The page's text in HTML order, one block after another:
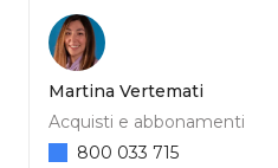
Martina Vertemati
Acquisti e abbonamenti
800 033 715